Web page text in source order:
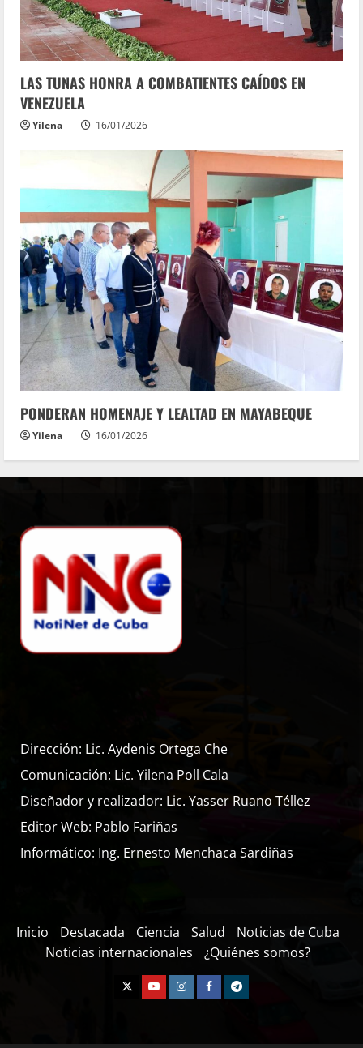
LAS TUNAS HONRA A COMBATIENTES CAÍDOS EN
VENEZUELA
Yilena 16/01/2026
PONDERAN HOMENAJE Y LEALTAD EN MAYABEQUE
Yilena 16/01/2026
Dirección: Lic. Aydenis Ortega Che
Comunicación: Lic. Yilena Poll Cala
Diseñador y realizador: Lic. Yasser Ruano Téllez
Editor Web: Pablo Fariñas
Informático: Ing. Ernesto Menchaca Sardiñas
Inicio Destacada Ciencia Salud
Noticias de Cuba
Noticias internacionales
¿Quiénes somos?